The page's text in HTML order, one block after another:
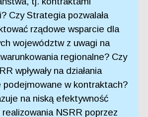
Czy Strategia pozwalała
rządowe wsparcie dla
województw z uwagi na
regionalne? Czy
wpływały na działania
podejmowane w kontraktach?
na niską efektywność
NSRR poprzez